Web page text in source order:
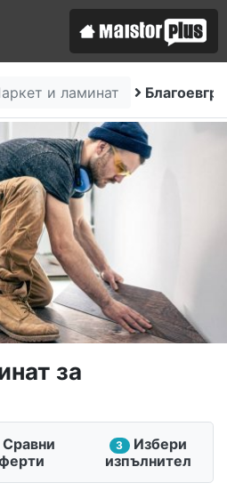
и ламинат
за
Сравни
3
Избери
изпълнител